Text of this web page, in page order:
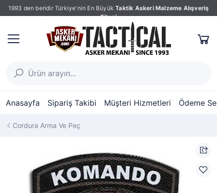
1993 den beridir Türkiye'nin En Büyük Taktik Askeri Malzeme Alışveriş
Sitesi
Anasayfa Sipariş Takibi Müşteri Hizmetleri Ödeme
Cordura Arma Ve Peç